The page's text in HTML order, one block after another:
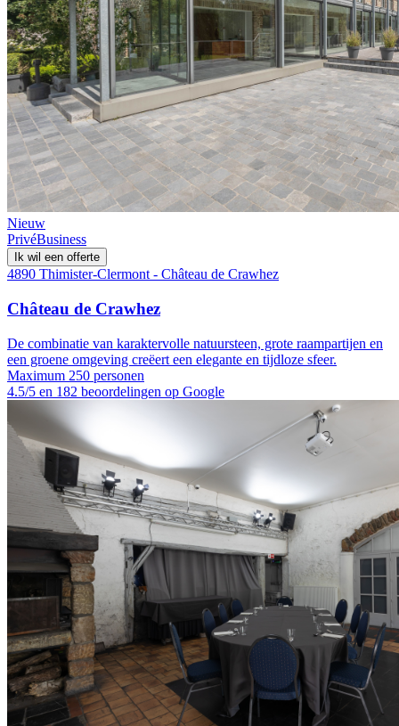
Nieuw
PrivéBusiness
Ik wil een offerte
4890 Thimister-Clermont - Château de Crawhez
Château de Crawhez
De combinatie van karaktervolle natuursteen, grote raampartijen en
een groene omgeving creëert een elegante en tijdloze sfeer.
Maximum 250 personen
4.5/5 en 182 beoordelingen op Google